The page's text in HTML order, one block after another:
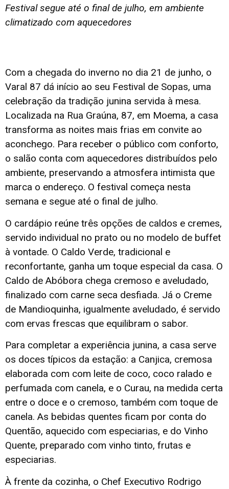
Festival segue até o final de julho, em ambiente
climatizado com aquecedores
Com a chegada do inverno no dia 21 de junho, o
Varal 87 dá início ao seu Festival de Sopas, uma
celebração da tradição junina servida à mesa.
Localizada na Rua Graúna, 87, em Moema, a casa
transforma as noites mais frias em convite ao
aconchego. Para receber o público com conforto,
o salão conta com aquecedores distribuídos pelo
ambiente, preservando a atmosfera intimista que
marca o endereço. O festival começa nesta
semana e segue até o final de julho.
O cardápio reúne três opções de caldos e cremes,
servido individual no prato ou no modelo de buffet
à vontade. O Caldo Verde, tradicional e
reconfortante, ganha um toque especial da casa. O
Caldo de Abóbora chega cremoso e aveludado,
finalizado com carne seca desfiada. Já o Creme
de Mandioquinha, igualmente aveludado, é servido
com ervas frescas que equilibram o sabor.
Para completar a experiência junina, a casa serve
os doces típicos da estação: a Canjica, cremosa
elaborada com com leite de coco, coco ralado e
perfumada com canela, e o Curau, na medida certa
entre o doce e o cremoso, também com toque de
canela. As bebidas quentes ficam por conta do
Quentão, aquecido com especiarias, e do Vinho
Quente, preparado com vinho tinto, frutas e
especiarias.
À frente da cozinha, o Chef Executivo Rodrigo